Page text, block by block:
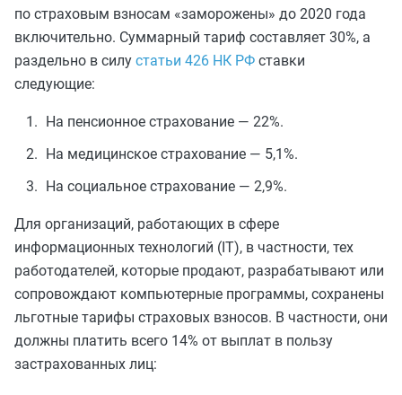
по страховым взносам «заморожены» до 2020 года
включительно. Суммарный тариф составляет 30%, а
раздельно в силу статьи 426 НК РФ ставки
следующие:
На пенсионное страхование — 22%.
На медицинское страхование — 5,1%.
На социальное страхование — 2,9%.
Для организаций, работающих в сфере
информационных технологий (IT), в частности, тех
работодателей, которые продают, разрабатывают или
сопровождают компьютерные программы, сохранены
льготные тарифы страховых взносов. В частности, они
должны платить всего 14% от выплат в пользу
застрахованных лиц: